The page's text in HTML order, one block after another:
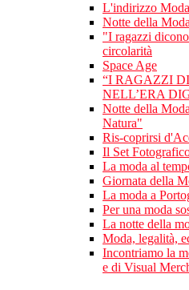
L'indirizzo
Notte della
"I ragazzi
circolarità
Space Age
“I RAGAZZI
NELL’ERA
Notte della
Natura"
Ris-coprirsi
Il Set
La moda al
Giornata della
La moda a
Per una moda
La notte della
Moda, legalità,
Incontriamo la
e di Visual